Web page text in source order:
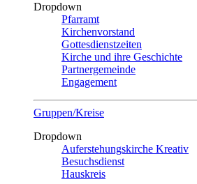
Dropdown
Pfarramt
Kirchenvorstand
Gottesdienstzeiten
Kirche und ihre Geschichte
Partnergemeinde
Engagement
Gruppen/Kreise
Dropdown
Auferstehungskirche Kreativ
Besuchsdienst
Hauskreis